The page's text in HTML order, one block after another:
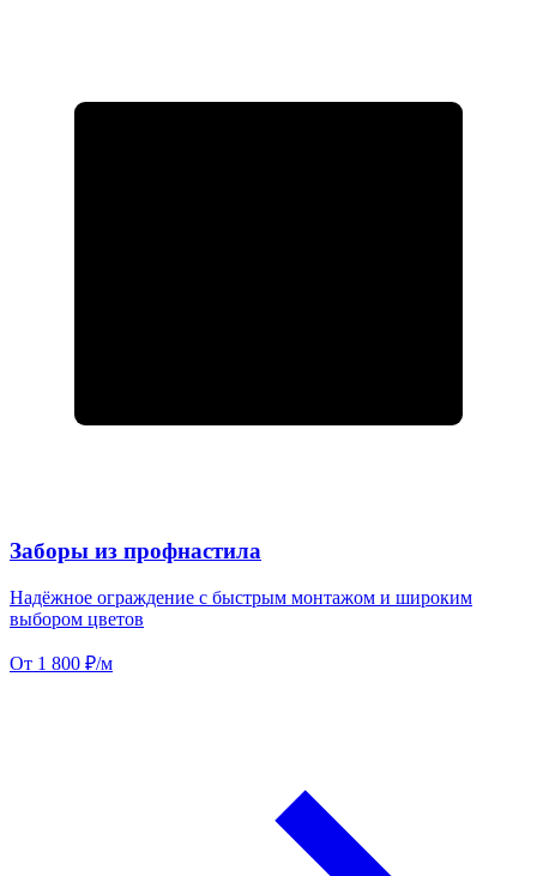
Заборы из профнастила
Надёжное ограждение с быстрым монтажом и широким
выбором цветов
От 1 800 ₽/м